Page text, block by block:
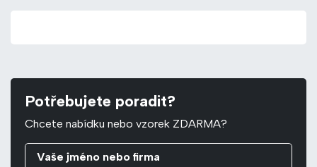
Potřebujete poradit?
Chcete nabídku nebo vzorek ZDARMA?
Vaše jméno nebo firma